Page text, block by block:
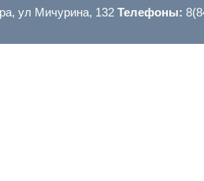
ул Мичурина, 132 Телефоны: